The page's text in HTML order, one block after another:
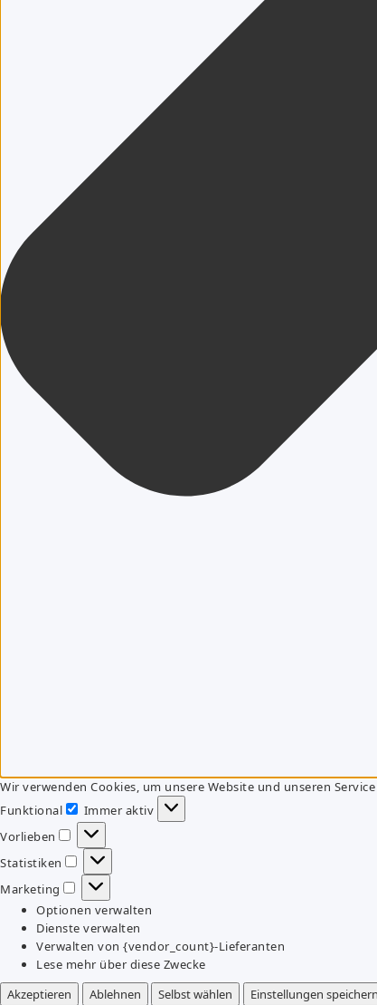
Wir verwenden Cookies, um unsere Website und unseren
Funktional
Funktional
Immer aktiv
Vorlieben
Vorlieben
Statistiken
Statistiken
Marketing
Marketing
Optionen verwalten
Dienste verwalten
Verwalten von {vendor_count}-Lieferanten
Lese mehr über diese Zwecke
Akzeptieren
Ablehnen Selbst wählen Einstellungen speichern